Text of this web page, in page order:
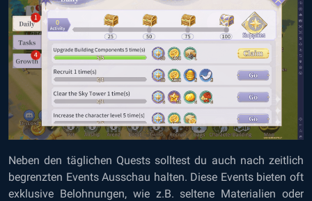
Neben den täglichen Quests solltest du auch nach zeitlich
begrenzten Events Ausschau halten. Diese Events bieten oft
exklusive Belohnungen, wie z.B. seltene Materialien oder